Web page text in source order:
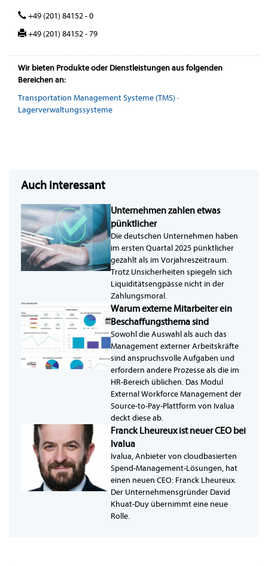
+49 (201) 84152 - 0
+49 (201) 84152 - 79
Wir bieten Produkte oder Dienstleistungen aus folgenden
Bereichen an:
Transportation Management Systeme (TMS) ·
Lagerverwaltungssysteme
Auch interessant
Unternehmen zahlen etwas
pünktlicher
Die deutschen Unternehmen haben
im ersten Quartal 2025 pünktlicher
gezahlt als im Vorjahreszeitraum.
Trotz Unsicherheiten spiegeln sich
Liquiditätsengpässe nicht in der
Zahlungsmoral.
Warum externe Mitarbeiter ein
Beschaffungsthema sind
Sowohl die Auswahl als auch das
Management externer Arbeitskräfte
sind anspruchsvolle Aufgaben und
erfordern andere Prozesse als die im
HR-Bereich üblichen. Das Modul
External Workforce Management der
Source-to-Pay-Plattform von Ivalua
deckt diese ab.
Franck Lheureux ist neuer CEO bei
Ivalua
Ivalua, Anbieter von cloudbasierten
Spend-Management-Lösungen, hat
einen neuen CEO: Franck Lheureux.
Der Unternehmensgründer David
Khuat-Duy übernimmt eine neue
Rolle.